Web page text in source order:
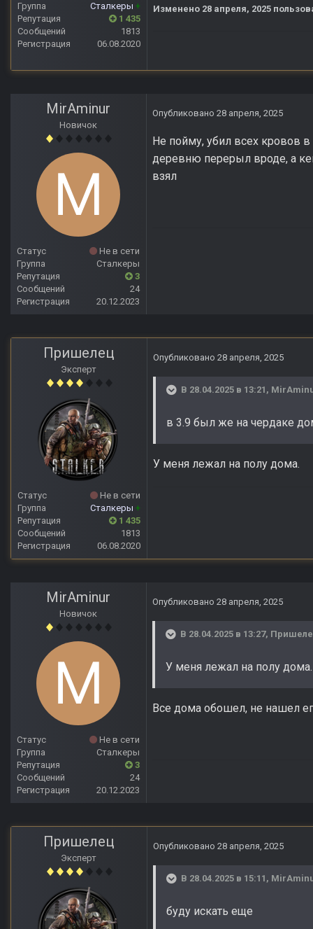
Группа
Сталкеры +
Репутация
1 435
Сообщений
1813
Регистрация
06.08.2020
Изменено 28 апреля, 2025
MirAminur
Новичок
Статус
Не в сети
Группа
Сталкеры
Репутация
3
Сообщений
24
Регистрация
20.12.2023
Опубликовано 28 апреля, 2025
Не пойму, убил всех кровов
деревню перерыл вроде, а
взял
Пришелец
Эксперт
Статус
Не в сети
Группа
Сталкеры +
Репутация
1 435
Сообщений
1813
Регистрация
06.08.2020
Опубликовано 28 апреля, 2025
В 28.04.2025 в 13:21,
в 3.9 был же на чердаке
У меня лежал на полу дома.
MirAminur
Новичок
Статус
Не в сети
Группа
Сталкеры
Репутация
3
Сообщений
24
Регистрация
20.12.2023
Опубликовано 28 апреля, 2025
В 28.04.2025 в 13:27,
У меня лежал на полу дома.
Все дома обошел, не нашел
Пришелец
Эксперт
Опубликовано 28 апреля, 2025
В 28.04.2025 в 15:11,
буду искать еще